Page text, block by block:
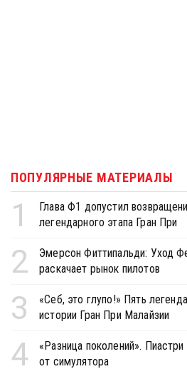
ПОПУЛЯРНЫЕ МАТЕРИАЛЫ
1
Глава Ф1 допустил
легендарного этапа Гран При
2
Эмерсон Фиттипальди: Уход
раскачает рынок пилотов
3
«Себ, это глупо!» Пять
истории Гран При Малайзии
4
«Разница поколений».
от симулятора